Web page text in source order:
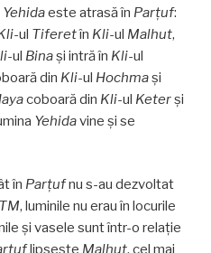
Yehidaeste atrasă în Parţuf:
-ul Tiferetîn Kli-ul Malhut,
-ul Binaşi intră în Kli-ul
din Kli-ul Hochmaşi
coboară din Kli-ul Keterşi
Yehidavine şi se
în Parţufnu s-au dezvoltat
, luminile nu erau în locurile
și vasele sunt într-o relaţie
lipseşte Malhut, cel mai